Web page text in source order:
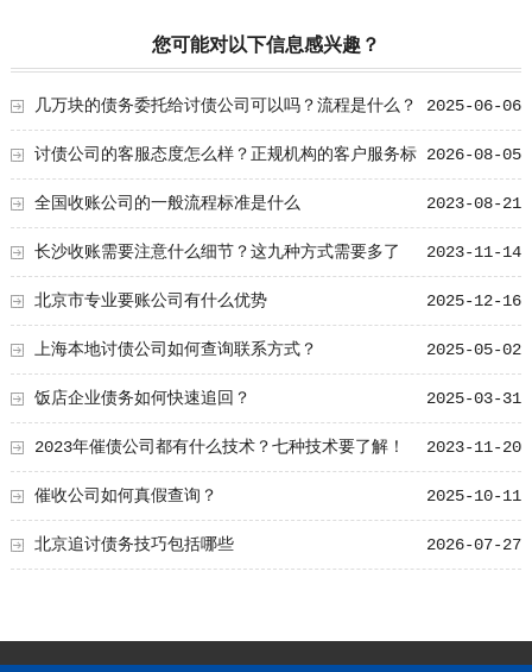
您可能对以下信息感兴趣？
2025-06-06
几万块的债务委托给讨债公司可以吗？流程是什么？
2026-08-05
讨债公司的客服态度怎么样？正规机构的客户服务标
准 2023-08-21
全国收账公司的一般流程标准是什么
2023-11-14
长沙收账需要注意什么细节？这九种方式需要多了
解！ 2025-12-16
北京市专业要账公司有什么优势
2025-05-02
上海本地讨债公司如何查询联系方式？
2025-03-31
饭店企业债务如何快速追回？
2023-11-20
2023年催债公司都有什么技术？七种技术要了解！
2025-10-11
催收公司如何真假查询？
2026-07-27
北京追讨债务技巧包括哪些